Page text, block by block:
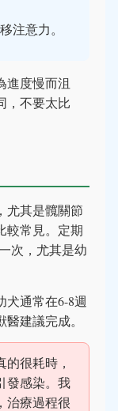
注意力。
進度慢而沮
，不要太比
尤其是髖關節
較常見。定期
次，尤其是幼
犬通常在6-8週
建議完成。
很耗時，
發感染。我
治療過程很